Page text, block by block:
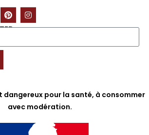
dangereux pour la santé, à consommer
avec modération.